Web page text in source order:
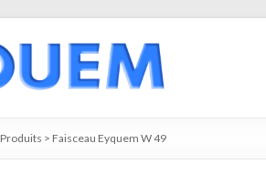
Produits > Faisceau Eyquem W 49